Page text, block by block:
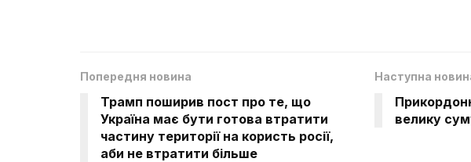
Попередня новина
Трамп поширив пост про те, що
Україна має бути готова втратити
частину території на користь росії,
аби не втратити більше
Наступна
велику